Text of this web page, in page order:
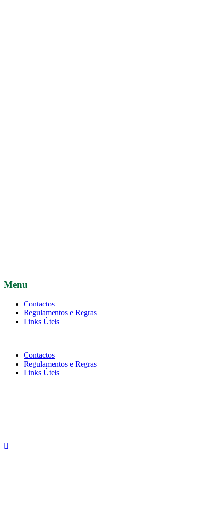
Menu
Contactos
Regulamentos e Regras
Links Úteis
Contactos
Regulamentos e Regras
Links Úteis